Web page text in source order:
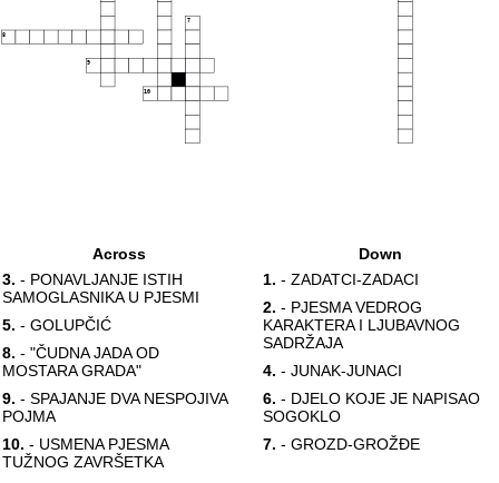
7
8
9
10
Across
3. - PONAVLJANJE ISTIH
SAMOGLASNIKA U PJESMI
5. - GOLUPČIĆ
8. - "ČUDNA JADA OD
MOSTARA GRADA"
9. - SPAJANJE DVA NESPOJIVA
POJMA
10. - USMENA PJESMA
TUŽNOG ZAVRŠETKA
Down
1. - ZADATCI-ZADACI
2. - PJESMA VEDROG
KARAKTERA I LJUBAVNOG
SADRŽAJA
4. - JUNAK-JUNACI
6. - DJELO KOJE JE NAPISAO
SOGOKLO
7. - GROZD-GROŽĐE